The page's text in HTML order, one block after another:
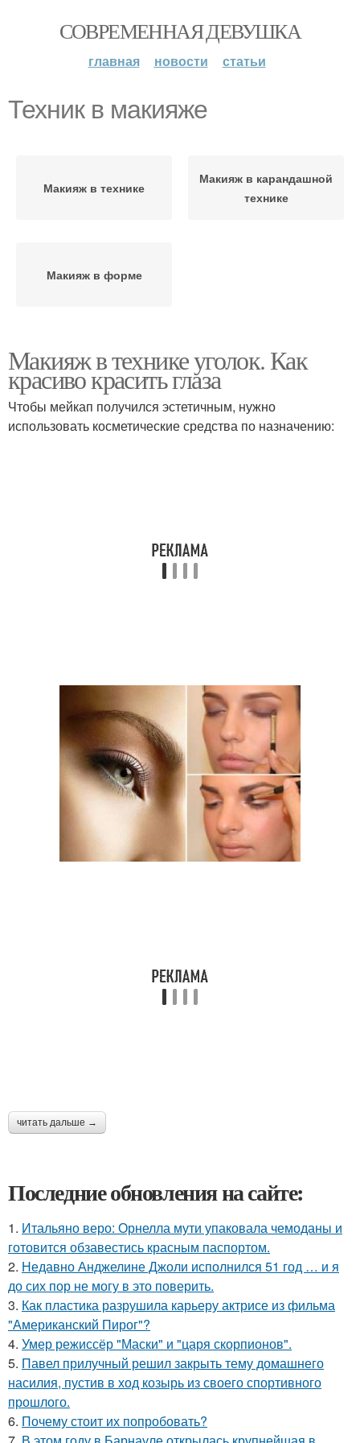
СОВРЕМЕННАЯ ДЕВУШКА
главная новости статьи
Техник в макияже
Макияж в технике
Макияж в карандашной
технике
Макияж в форме
Макияж в технике уголок. Как
красиво красить глаза
Чтобы мейкап получился эстетичным, нужно
использовать косметические средства по назначению:
читать дальше →
Последние обновления на сайте:
1. Итальяно веро: Орнелла мути упаковала чемоданы и
готовится обзавестись красным паспортом.
2. Недавно Анджелине Джоли исполнился 51 год … и я
до сих пор не могу в это поверить.
3. Как пластика разрушила карьеру актрисе из фильма
"Американский Пирог"?
4. Умер режиссёр "Маски" и "царя скорпионов".
5. Павел прилучный решил закрыть тему домашнего
насилия, пустив в ход козырь из своего спортивного
прошлого.
6. Почему стоит их попробовать?